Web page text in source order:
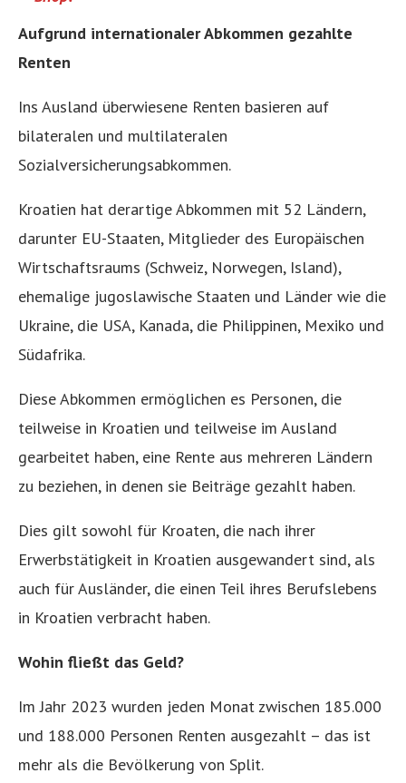
Aufgrund internationaler Abkommen gezahlte
Renten
Ins Ausland überwiesene Renten basieren auf
bilateralen und multilateralen
Sozialversicherungsabkommen.
Kroatien hat derartige Abkommen mit 52 Ländern,
darunter EU-Staaten, Mitglieder des Europäischen
Wirtschaftsraums (Schweiz, Norwegen, Island),
ehemalige jugoslawische Staaten und Länder wie die
Ukraine, die USA, Kanada, die Philippinen, Mexiko und
Südafrika.
Diese Abkommen ermöglichen es Personen, die
teilweise in Kroatien und teilweise im Ausland
gearbeitet haben, eine Rente aus mehreren Ländern
zu beziehen, in denen sie Beiträge gezahlt haben.
Dies gilt sowohl für Kroaten, die nach ihrer
Erwerbstätigkeit in Kroatien ausgewandert sind, als
auch für Ausländer, die einen Teil ihres Berufslebens
in Kroatien verbracht haben.
Wohin fließt das Geld?
Im Jahr 2023 wurden jeden Monat zwischen 185.000
und 188.000 Personen Renten ausgezahlt – das ist
mehr als die Bevölkerung von Split.